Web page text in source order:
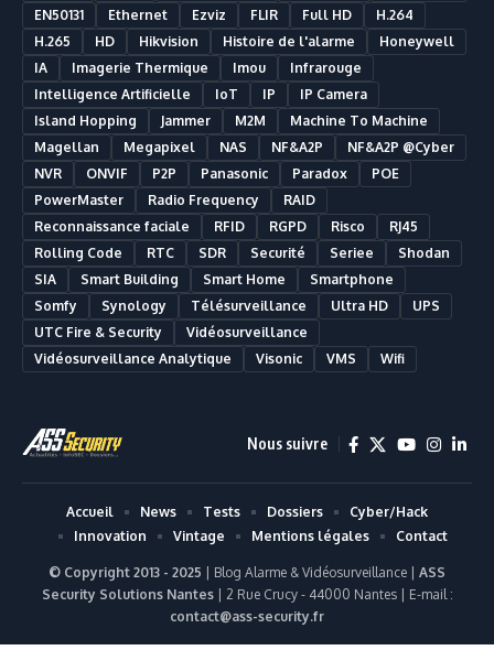
EN50131
Ethernet Ezviz FLIR Full HD
H.264
H.265
HD Hikvision Histoire de l'alarme
Honeywell
IA
Imagerie Thermique Imou
Infrarouge
Intelligence Artificielle
IoT IP
IP Camera
Island Hopping
Jammer M2M
Machine To Machine
Magellan
Megapixel NAS NF&A2P
NF&A2P @Cyber
NVR
ONVIF P2P Panasonic Paradox
POE
PowerMaster
Radio Frequency
RAID
Reconnaissance faciale
RFID RGPD Risco
RJ45
Rolling Code
RTC SDR Securité Seriee
Shodan
SIA
Smart Building Smart Home
Smartphone
Somfy
Synology Télésurveillance Ultra HD
UPS
UTC Fire & Security
Vidéosurveillance
Vidéosurveillance Analytique
Visonic VMS Wifi
Nous suivre
© Copyright 2013 - 2025 | Blog Alarme & Vidéosurveillance | ASS
Security Solutions Nantes| 2 Rue Crucy - 44000 Nantes | E-mail :
contact@ass-security.fr
Accueil News Tests Dossiers
Cyber/Hack
Innovation
Vintage Mentions légales Contact